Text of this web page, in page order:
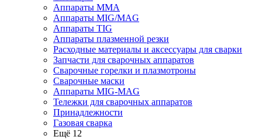
Аппараты MMA
Аппараты MIG/MAG
Аппараты TIG
Аппараты плазменной резки
Расходные материалы и аксессуары для сварки
Запчасти для сварочных аппаратов
Сварочные горелки и плазмотроны
Сварочные маски
Аппараты MIG-MAG
Тележки для сварочных аппаратов
Принадлежности
Газовая сварка
Ещё 12